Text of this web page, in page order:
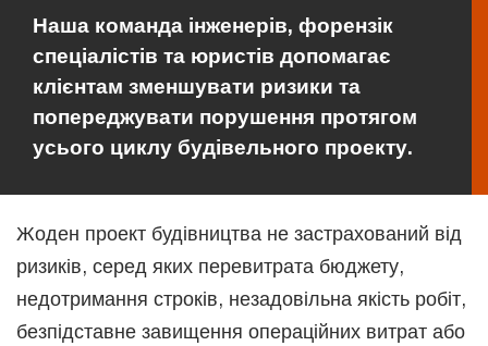
Наша команда інженерів, форензік
спеціалістів та юристів допомагає
клієнтам зменшувати ризики та
попереджувати порушення протягом
усього циклу будівельного проекту.
Жоден проект будівництва не застрахований від
ризиків, серед яких перевитрата бюджету,
недотримання строків, незадовільна якість робіт,
безпідставне завищення операційних витрат або